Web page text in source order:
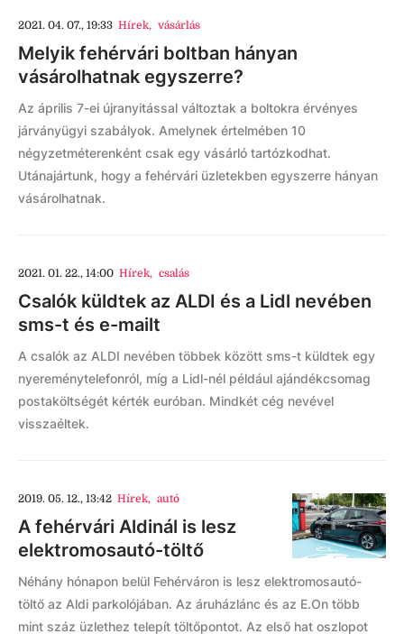
2021. 04. 07., 19:33 Hírek, vásárlás
Melyik fehérvári boltban hányan
vásárolhatnak egyszerre?
Az április 7-ei újranyitással változtak a boltokra érvényes
járványügyi szabályok. Amelynek értelmében 10
négyzetméterenként csak egy vásárló tartózkodhat.
Utánajártunk, hogy a fehérvári üzletekben egyszerre hányan
vásárolhatnak.
2021. 01. 22., 14:00 Hírek, csalás
Csalók küldtek az ALDI és a Lidl nevében
sms-t és e-mailt
A csalók az ALDI nevében többek között sms-t küldtek egy
nyereménytelefonról, míg a Lidl-nél például ajándékcsomag
postaköltségét kérték euróban. Mindkét cég nevével
visszaéltek.
2019. 05. 12., 13:42 Hírek, autó
A fehérvári Aldinál is lesz
elektromosautó-töltő
Néhány hónapon belül Fehérváron is lesz elektromosautó-
töltő az Aldi parkolójában. Az áruházlánc és az E.On több
mint száz üzlethez telepít töltőpontot. Az első hat oszlopot